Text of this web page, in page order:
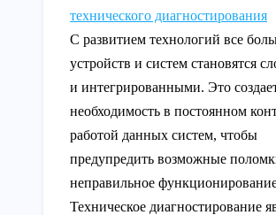
технического диагностирования
С развитием технологий все
устройств и систем становятся
и интегрированными. Это
необходимость в постоянном
работой данных систем, чтобы
предупредить возможные
неправильное
Техническое диагностирование